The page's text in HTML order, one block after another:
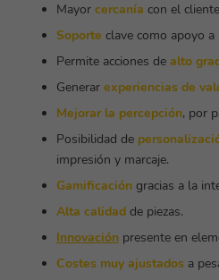
Mayor cercanía con el
Soporte clave como apoyo a
Permite acciones de alto
Generar experiencias de
Mejorar la percepción, por
Posibilidad de
impresión y marcaje.
Gamificacióngracias a la
Alta calidadde piezas.
Innovaciónpresente en
Costes muy ajustadosa